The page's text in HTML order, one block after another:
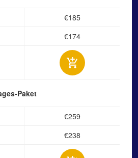
€185
€174
Paket
€259
€238